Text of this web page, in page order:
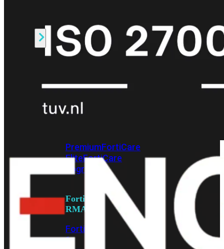
Licentie
Alle
Support
PremiumFortiCare
EliteFortiCare
Upgrades
FortiCare
RMA
FortiCare
1